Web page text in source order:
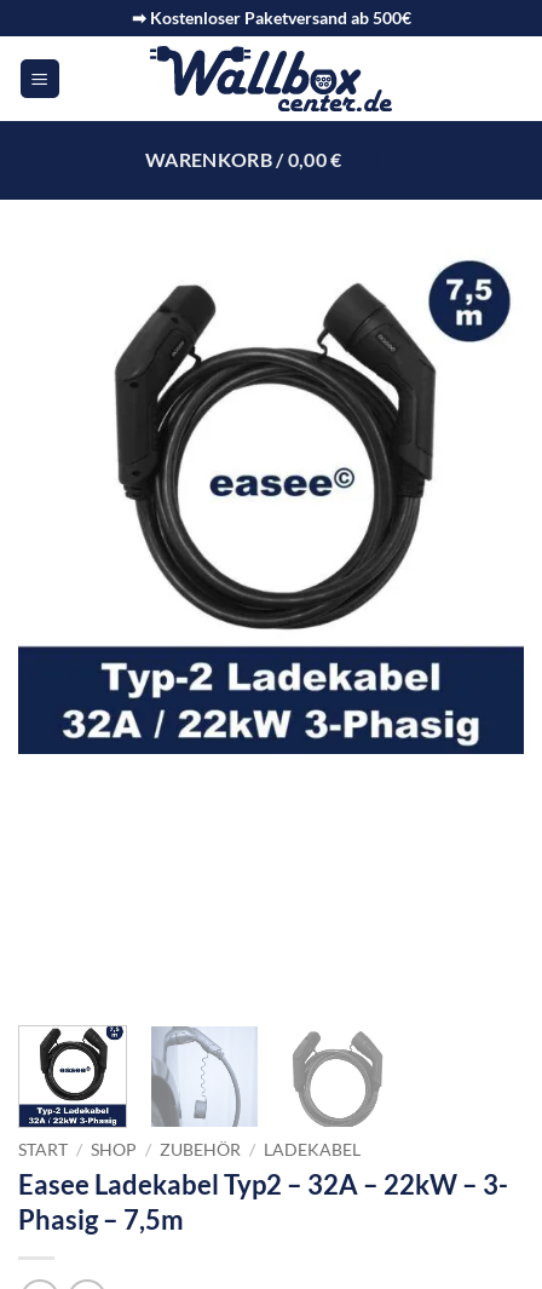
➡ Kostenloser Paketversand ab 500€
WARENKORB /0,00€
START / SHOP / ZUBEHÖR / LADEKABEL
Easee Ladekabel Typ2 – 32A – 22kW – 3-
Phasig – 7,5m